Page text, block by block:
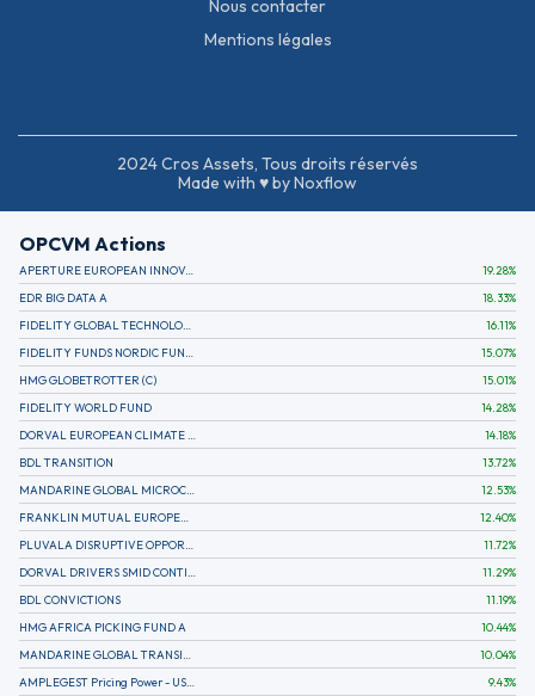
Nous contacter
Mentions légales
2024 Cros Assets, Tous droits réservés
Made with ♥ by Noxflow
OPCVM Actions
APERTURE EUROPEAN INNOVATION 19.28%
EDR BIG DATA A
18.33%
FIDELITY GLOBAL TECHNOLOGY FUND A EUR
16.11%
FIDELITY FUNDS NORDIC FUND A
15.07%
HMG GLOBETROTTER (C)
15.01%
FIDELITY WORLD FUND
14.28%
DORVAL EUROPEAN CLIMATE INITIATIVE R (C)
14.18%
BDL TRANSITION
13.72%
MANDARINE GLOBAL MICROCAP
12.53%
FRANKLIN MUTUAL EUROPEAN FUND A EUR (C)
12.40%
PLUVALA DISRUPTIVE OPPORTUNITIES
11.72%
DORVAL DRIVERS SMID CONTINENTAL EUROPE
11.29%
BDL CONVICTIONS
11.19%
HMG AFRICA PICKING FUND A
10.44%
MANDARINE GLOBAL TRANSITION R
10.04%
AMPLEGEST Pricing Power - US - AC
9.43%